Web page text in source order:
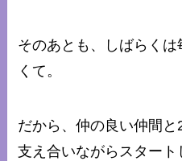
そのあとも、しばらく
くて。
だから、仲の良い仲間と
支え合いながらスタート